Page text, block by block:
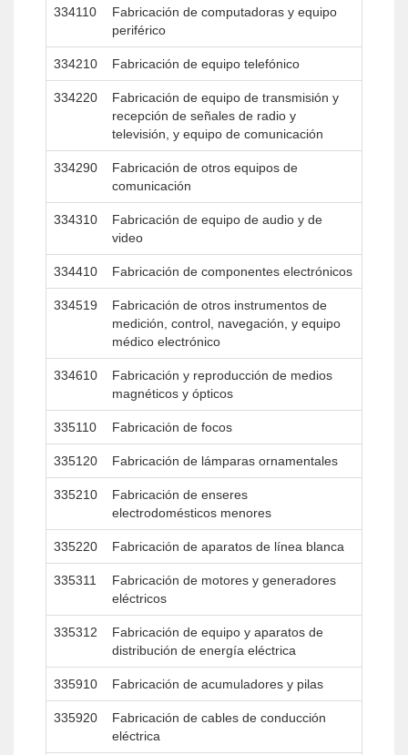
334110
Fabricación de computadoras y equipo
periférico
334210 Fabricación de equipo telefónico
334220
Fabricación de equipo de transmisión y
recepción de señales de radio y
televisión, y equipo de comunicación
334290
Fabricación de otros equipos de
comunicación
334310
Fabricación de equipo de audio y de
video
334410 Fabricación de componentes electrónicos
334519
Fabricación de otros instrumentos de
medición, control, navegación, y equipo
médico electrónico
334610
Fabricación y reproducción de medios
magnéticos y ópticos
335110 Fabricación de focos
335120 Fabricación de lámparas ornamentales
335210
Fabricación de enseres
electrodomésticos menores
335220 Fabricación de aparatos de línea blanca
335311
Fabricación de motores y generadores
eléctricos
335312
Fabricación de equipo y aparatos de
distribución de energía eléctrica
335910 Fabricación de acumuladores y pilas
335920
Fabricación de cables de conducción
eléctrica